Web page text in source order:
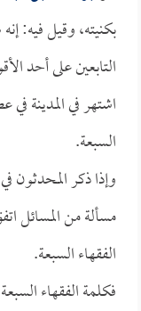
بكنيته، وقيل فيه:
التابعين على أحد
اشتهر في المدينة
السبعة.
وإذا ذكر المحدثون
مسألة من المسائل
الفقهاء السبعة.
فكلمة الفقهاء